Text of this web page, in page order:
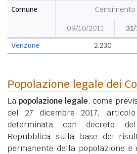
Comune Censimento
09/10/2011
Venzone
2.230
Popolazione legale dei
Lapopolazione legale, come
del 27 dicembre 2017,
determinata con decreto
Repubblica sulla base dei
permanente della popolazione e